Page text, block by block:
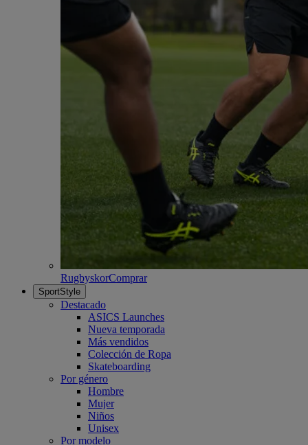
RugbyskorComprar
SportStyle
Destacado
ASICS Launches
Nueva temporada
Más vendidos
Colección de Ropa
Skateboarding
Por género
Hombre
Mujer
Niños
Unisex
Por modelo